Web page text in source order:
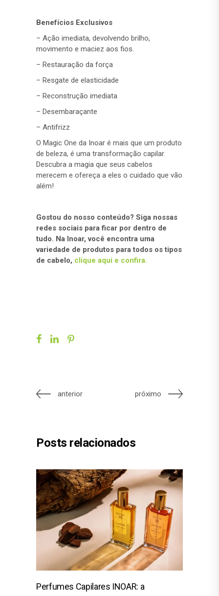
Benefícios Exclusivos
– Ação imediata, devolvendo brilho,
movimento e maciez aos fios.
– Restauração da força
– Resgate de elasticidade
– Reconstrução imediata
– Desembaraçante
– Antifrizz
O Magic One da Inoar é mais que um produto
de beleza, é uma transformação capilar.
Descubra a magia que seus cabelos
merecem e ofereça a eles o cuidado que vão
além!
Gostou do nosso conteúdo? Siga nossas
redes sociais para ficar por dentro de
tudo. Na Inoar, você encontra uma
variedade de produtos para todos os tipos
de cabelo, clique aqui e confira.
anterior próximo
Posts relacionados
Perfumes Capilares INOAR: a